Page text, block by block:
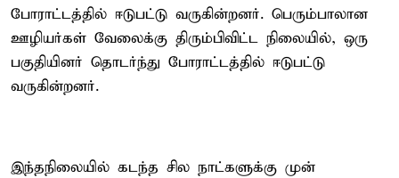
போராட்டத்தில் ஈடுபட்டு வருகின்றனர். பெரும்பாலான
ஊழியர்கள் வேலைக்கு திரும்பிவிட்ட நிலையில், ஒரு
பகுதியினர் தொடர்ந்து போராட்டத்தில் ஈடுபட்டு
வருகின்றனர்.
இந்தநிலையில் கடந்த சில நாட்களுக்கு முன்